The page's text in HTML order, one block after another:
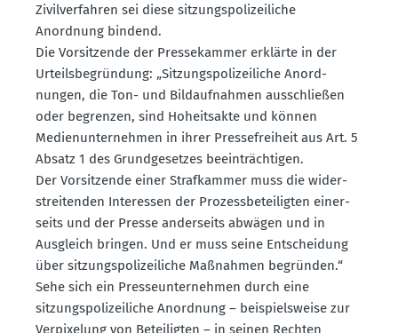
Zivil­ver­fahren sei diese sitzungs­po­li­zei­liche
Anordnung bindend.
Die Vorsit­zende der Presse­kammer erklärte in der
Urteils­be­gründung: „Sitzungs­po­li­zei­liche Anord­
nungen, die Ton- und Bildauf­nahmen ausschließen
oder begrenzen, sind Hoheitsakte und können
Medien­un­ter­nehmen in ihrer Presse­freiheit aus Art. 5
Absatz 1 des Grund­ge­setzes beein­träch­tigen.
Der Vorsit­zende einer Straf­kammer muss die wider­
strei­tenden Inter­essen der Prozess­be­tei­ligten einer­
seits und der Presse ander­seits abwägen und in
Ausgleich bringen. Und er muss seine Entscheidung
über sitzungs­po­li­zei­liche Maßnahmen begründen.“
Sehe sich ein Presse­un­ter­nehmen durch eine
sitzungs­po­li­zei­liche Anordnung – beispiels­weise zur
Verpi­xelung von Betei­ligten – in seinen Rechten